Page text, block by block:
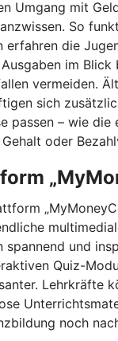
Umgang mit
So
erfahren die
im
vermeiden.
sich
passen – wie die
oder
spannend und
Quiz-
Lehrkräfte
noch